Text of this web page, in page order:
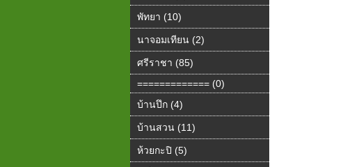
พัทยา (10)
นาจอมเทียน (2)
ศรีราชา (85)
============= (0)
บ้านปึก (4)
บ้านสวน (11)
ห้วยกะปิ (5)